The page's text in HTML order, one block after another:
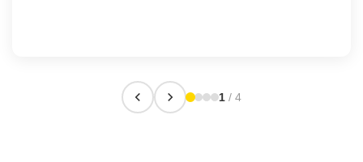
1 / 4